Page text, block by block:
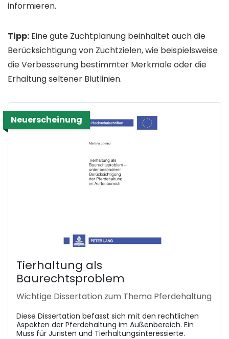
informieren.
Tipp: Eine gute Zuchtplanung beinhaltet auch die
Berücksichtigung von Zuchtzielen, wie beispielsweise
die Verbesserung bestimmter Merkmale oder die
Erhaltung seltener Blutlinien.
Neuerscheinung
Tierhaltung als
Baurechtsproblem
Wichtige Dissertation zum Thema Pferdehaltung
Diese Dissertation befasst sich mit den rechtlichen
Aspekten der Pferdehaltung im Außenbereich. Ein
Muss für Juristen und Tierhaltungsinteressierte.